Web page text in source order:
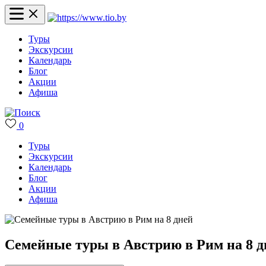
Туры
Экскурсии
Календарь
Блог
Акции
Афиша
0
Туры
Экскурсии
Календарь
Блог
Акции
Афиша
Семейные туры в Австрию в Рим на 8